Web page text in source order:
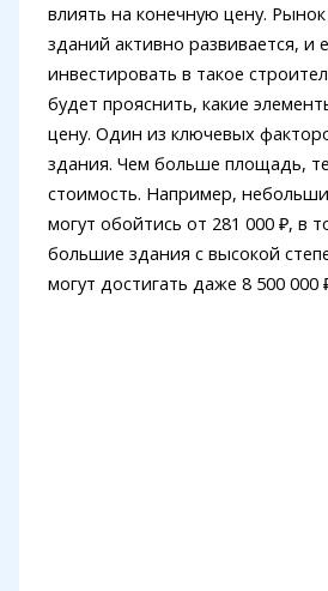
влиять на конечную цену.
зданий активно развивается, и
инвестировать в такое
будет прояснить, какие
цену. Один из ключевых
здания. Чем больше площадь,
стоимость. Например,
могут обойтись от 281 000 ₽, в
большие здания с высокой
могут достигать даже 8 500 000